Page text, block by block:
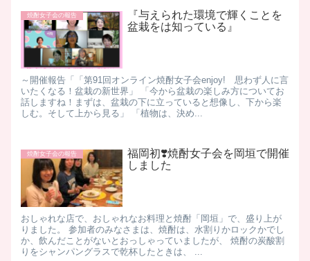
焼酎女子会の報告
『与えられた環境で輝くことを
盆栽をは知っている』
～開催報告「「第91回オンライン焼酎女子会enjoy! 思わず人に言
いたくなる！盆栽の新世界」 「今から盆栽の楽しみ方についてお
話しますね！まずは、盆栽の下に立っていると想像し、下から楽
しむ。そして上から見る」 「植物は、決め...
焼酎女子会の報告
福岡初❣️焼酎女子会を岡垣で開催
しました
おしゃれな店で、おしゃれなお料理と焼酎「岡垣」で、盛り上が
りました。 参加者のみなさまは、焼酎は、水割りかロックかでし
か、飲んだことがないとおっしゃっていましたが、 焼酎の炭酸割
りをシャンパングラスで乾杯したときは、 ...